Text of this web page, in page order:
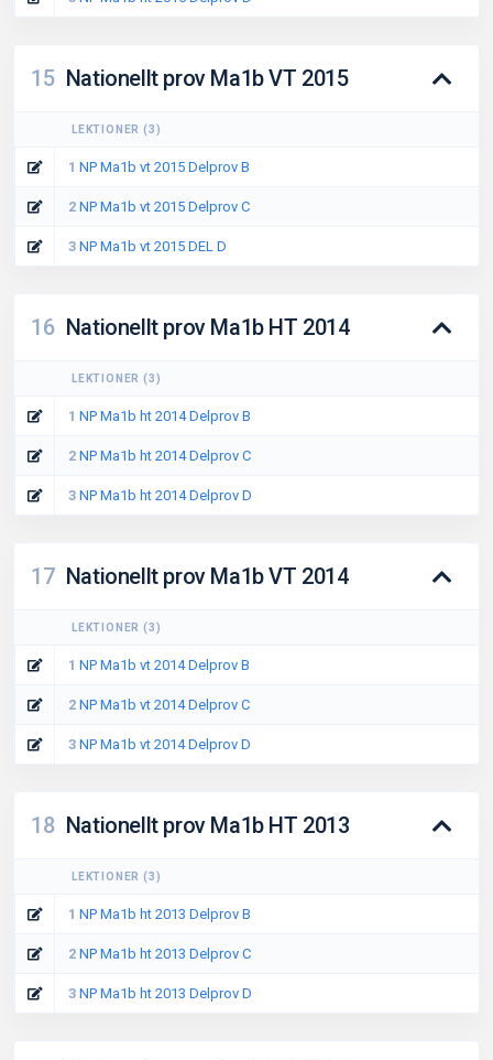
15 Nationellt prov Ma1b VT 2015
LEKTIONER (3)
1 NP Ma1b vt 2015 Delprov B
2 NP Ma1b vt 2015 Delprov C
3 NP Ma1b vt 2015 DEL D
16 Nationellt prov Ma1b HT 2014
LEKTIONER (3)
1 NP Ma1b ht 2014 Delprov B
2 NP Ma1b ht 2014 Delprov C
3 NP Ma1b ht 2014 Delprov D
17 Nationellt prov Ma1b VT 2014
LEKTIONER (3)
1 NP Ma1b vt 2014 Delprov B
2 NP Ma1b vt 2014 Delprov C
3 NP Ma1b vt 2014 Delprov D
18 Nationellt prov Ma1b HT 2013
LEKTIONER (3)
1 NP Ma1b ht 2013 Delprov B
2 NP Ma1b ht 2013 Delprov C
3 NP Ma1b ht 2013 Delprov D